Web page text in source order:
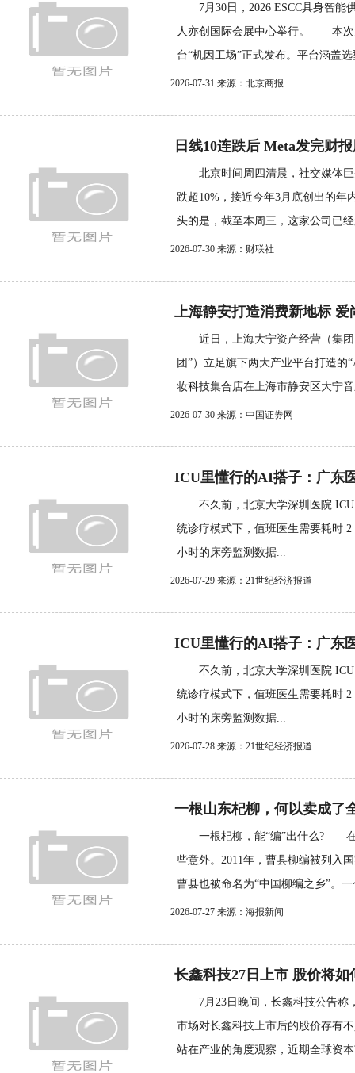
7月30日，2026 ESCC具身智能
人亦创国际会展中心举行。 本次
台“机因工场”正式发布。平台涵盖
2026-07-31 来源：北京商报
日线10连跌后 Meta发完财
北京时间周四清晨，社交媒体巨
跌超10%，接近今年3月底创出的
头的是，截至本周三，这家公司已
2026-07-30 来源：财联社
上海静安打造消费新地标
近日，上海大宁资产经营（集团
团”）立足旗下两大产业平台打造的
妆科技集合店在上海市静安区大宁
2026-07-30 来源：中国证券网
ICU里懂行的AI搭子：广东
不久前，北京大学深圳医院 ICU
统诊疗模式下，值班医生需要耗时
小时的床旁监测数据...
2026-07-29 来源：21世纪经济报道
ICU里懂行的AI搭子：广东
不久前，北京大学深圳医院 ICU
统诊疗模式下，值班医生需要耗时
小时的床旁监测数据...
2026-07-28 来源：21世纪经济报道
一根山东杞柳，何以卖成了
一根杞柳，能“编”出什么? 在
些意外。2011年，曹县柳编被列入
曹县也被命名为“中国柳编之乡”。
2026-07-27 来源：海报新闻
长鑫科技27日上市 股价将如
7月23日晚间，长鑫科技公告
市场对长鑫科技上市后的股价存有
站在产业的角度观察，近期全球资